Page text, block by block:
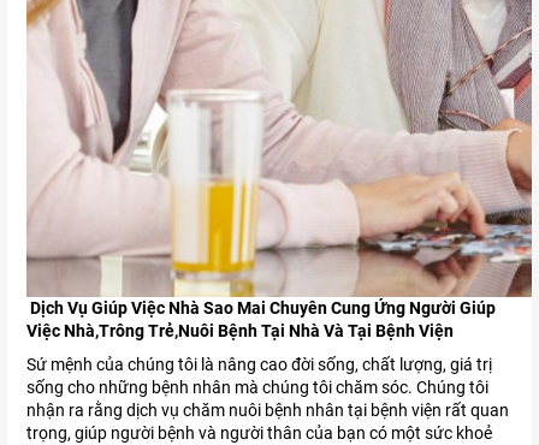
Dịch Vụ Giúp Việc Nhà Sao Mai Chuyên Cung Ứng Người Giúp
Việc Nhà,Trông Trẻ,Nuôi Bệnh Tại Nhà Và Tại Bệnh Viện
Sứ mệnh của chúng tôi là nâng cao đời sống, chất lượng, giá trị
sống cho những bệnh nhân mà chúng tôi chăm sóc. Chúng tôi
nhận ra rằng dịch vụ chăm nuôi bệnh nhân tại bệnh viện rất quan
trọng, giúp người bệnh và người thân của bạn có một sức khoẻ